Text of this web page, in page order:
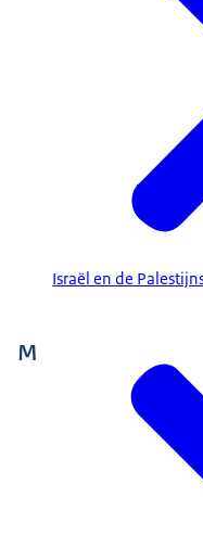
Israël en de
M